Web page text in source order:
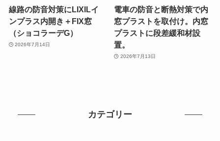
線路の防音対策にLIXILイ
ンプラス内開き＋FIX窓
（ショコラーデG）
2026年7月14日
電車の防音と断熱対策で内
窓プラストを取付け。内窓
プラストに段差緩和材設
置。
2026年7月13日
カテゴリー